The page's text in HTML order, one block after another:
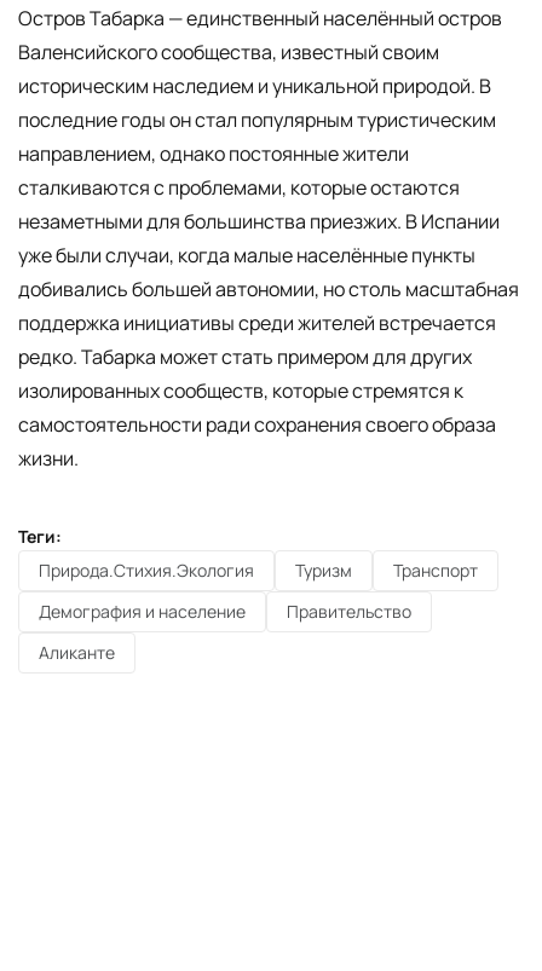
Остров Табарка — единственный населённый остров
Валенсийского сообщества, известный своим
историческим наследием и уникальной природой. В
последние годы он стал популярным туристическим
направлением, однако постоянные жители
сталкиваются с проблемами, которые остаются
незаметными для большинства приезжих. В Испании
уже были случаи, когда малые населённые пункты
добивались большей автономии, но столь масштабная
поддержка инициативы среди жителей встречается
редко. Табарка может стать примером для других
изолированных сообществ, которые стремятся к
самостоятельности ради сохранения своего образа
жизни.
Теги:
Природа.Стихия.Экология
Туризм
Транспорт
Демография и население
Правительство
Аликанте